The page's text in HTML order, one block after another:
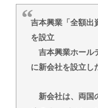
ィーバッグも”ダサ
言われるの？」
江別大学生暴行死 “
告に「無期懲役」の
年」の判決
得を目的とした中
吉本興業「全額出
を設立
吉本興業ホール
に新会社を設立し
新会社は、両国